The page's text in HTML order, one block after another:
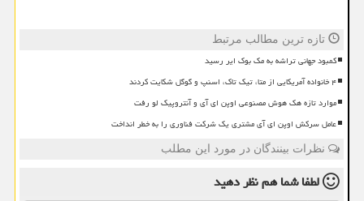
تازه ترین مطالب مرتبط
کمبود جهانی تراشه به مک بوک ایر رسید
۴ خانواده آمریکایی از متا، تیک تاک، اسنپ و گوگل شکایت کردند
موارد تازه هک هوش مصنوعی اوپن ای آی و آنتروپیک لو رفت
عامل سرکش اوپن ای آی مشتری یک شرکت فناوری را به خطر انداخت
نظرات بینندگان در مورد این مطلب
لطفا شما همنظر دهید